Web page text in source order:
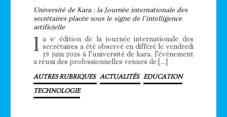
Université de Kara : la Journée internationale des
secrétaires placée sous le signe de l’intelligence
artificielle
l a 6ᵉ édition de la journée internationale des
secrétaires a été observé en différé le vendredi
19 juin 2026 à l’université de kara. l’événement
a réuni des professionnelles venues de […]
AUTRES RUBRIQUES ACTUALITÉS EDUCATION
TECHNOLOGIE